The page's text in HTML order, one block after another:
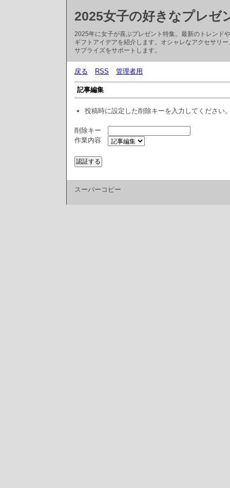
2025女子の好きなプレゼ
2025年に女子が喜ぶプレゼント特集。最新のトレンド
ギフトアイデアを紹介します。オシャレなアクセサリ
サプライズをサポートします。
戻る RSS 管理者用
記事編集
投稿時に設定した削除キーを入力してください
削除キー
作業内容
スーパーコピー